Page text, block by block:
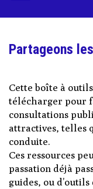
Partageons
Cette boîte à
télécharger pour
consultations
attractives, telles
conduite.
Ces ressources
passation déjà
guides, ou